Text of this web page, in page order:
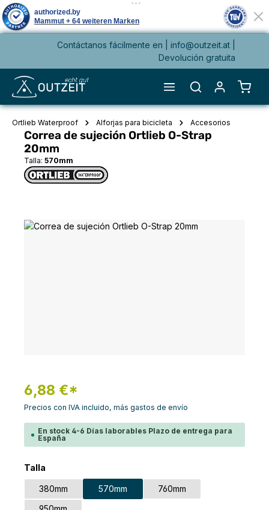
principalContáctanos fácilmente en | info@outzeit.at
Devolución gratuita
El
Ortlieb Waterproof Alforjas para bicicleta Accesorios
Correa de sujeción Ortlieb O-Strap
20mm
Talla: 570mm
Omitir galería de imágenes
6,88 €*
Precios con IVA incluido, más gastos de envío
En stock 4-6 Días laborables Plazo de entrega para
España
Seleccione
Talla
380mm 570mm
760mm